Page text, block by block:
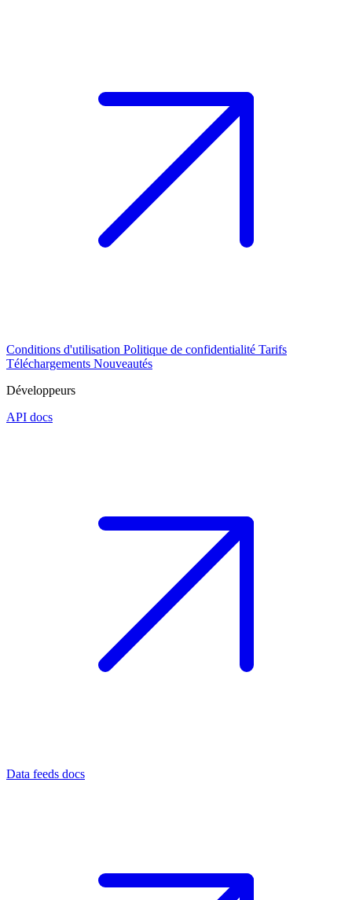
Conditions d'utilisation Politique de confidentialité Tarifs
Téléchargements Nouveautés
Développeurs
API docs
Data feeds docs